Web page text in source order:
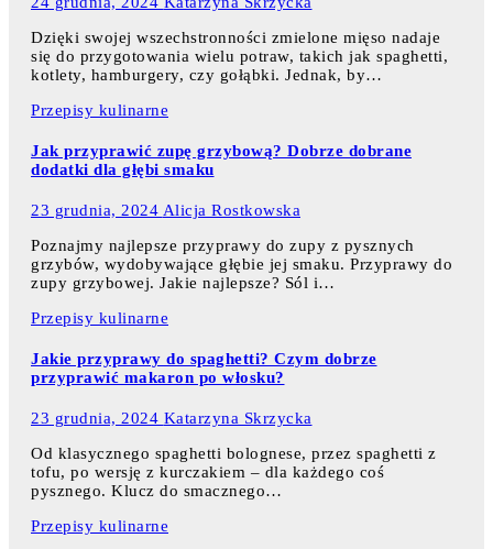
Dzięki swojej wszechstronności zmielone mięso nadaje
się do przygotowania wielu potraw, takich jak spaghetti,
kotlety, hamburgery, czy gołąbki. Jednak, by…
Przepisy kulinarne
Jak przyprawić zupę grzybową? Dobrze dobrane
dodatki dla głębi smaku
23 grudnia, 2024 Alicja Rostkowska
Poznajmy najlepsze przyprawy do zupy z pysznych
grzybów, wydobywające głębie jej smaku. Przyprawy do
zupy grzybowej. Jakie najlepsze? Sól i…
Przepisy kulinarne
Jakie przyprawy do spaghetti? Czym dobrze
przyprawić makaron po włosku?
23 grudnia, 2024 Katarzyna Skrzycka
Od klasycznego spaghetti bolognese, przez spaghetti z
tofu, po wersję z kurczakiem – dla każdego coś
pysznego. Klucz do smacznego…
Przepisy kulinarne